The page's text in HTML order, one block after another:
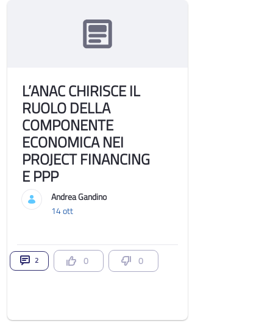
L’ANAC CHIRISCE IL
RUOLO DELLA
COMPONENTE
ECONOMICA NEI
PROJECT FINANCING
E PPP
Andrea Gandino
14 ott
2 0 0